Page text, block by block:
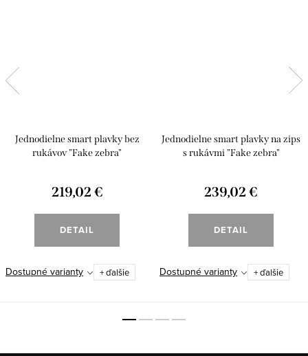
Jednodielne smart plavky bez
rukávov "Fake zebra"
219,02 €
DETAIL
Dostupné varianty + ďalšie
Jednodielne smart plavky na zips
s rukávmi "Fake zebra"
239,02 €
DETAIL
Dostupné varianty + ďalšie